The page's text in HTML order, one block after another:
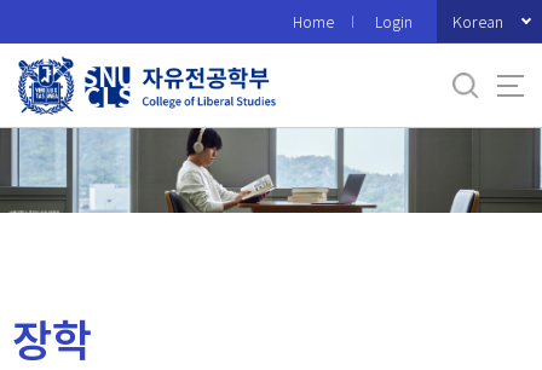
로
메
Home Login Korean
장학